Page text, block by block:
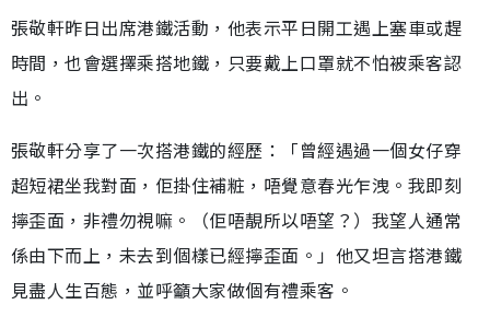
張敬軒昨日出席港鐵活動，他表示平日開工遇上塞車或趕
時間，也會選擇乘搭地鐵，只要戴上口罩就不怕被乘客認
出。
張敬軒分享了一次搭港鐵的經歷：「曾經遇過一個女仔穿
超短裙坐我對面，佢掛住補粧，唔覺意春光乍洩。我即刻
擰歪面，非禮勿視嘛。（佢唔靚所以唔望？）我望人通常
係由下而上，未去到個樣已經擰歪面。」他又坦言搭港鐵
見盡人生百態，並呼籲大家做個有禮乘客。